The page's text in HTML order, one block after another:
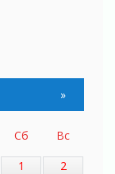
»
Сб
Вс
1
2